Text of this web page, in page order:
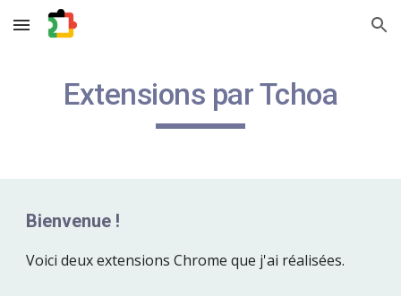
Skip to main content Skip to navigation
Extensions par Tchoa
Bienvenue !
Voici deux extensions Chrome que j'ai réalisées.